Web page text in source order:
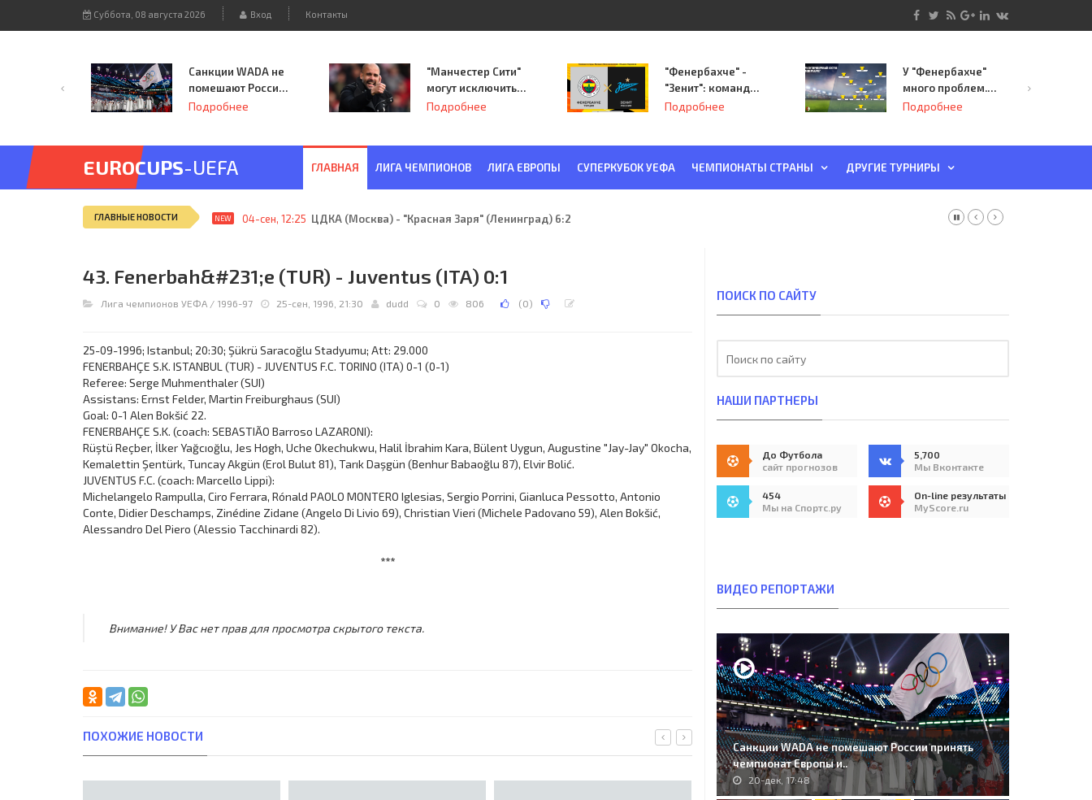
Суббота, 08 августа 2026 Вход Контакты
Санкции WADA не
помешают России
принять
Подробнее
"Манчестер Сити"
могут исключить
из Лиги
Подробнее
"Фенербахче" -
"Зенит": команда
Семака начинает
Подробнее
У "Фенербахче"
много проблем.
Но он опасен для
Подробнее
EUROCUPS-UEFA ГЛАВНАЯ ЛИГА ЧЕМПИОНОВ ЛИГА ЕВРОПЫ СУПЕРКУБОК УЕФА ЧЕМПИОНАТЫ СТРАНЫ ДРУГИЕ ТУРНИРЫ
ГЛАВНЫЕ НОВОСТИ NEW 04-сен, 12:25 ЦДКА (Москва) - "Красная Заря" (Ленинград) 6:2
43. Fenerbah&#231;e (TUR) - Juventus (ITA) 0:1
Лига чемпионов УЕФА / 1996-97 25-сен, 1996, 21:30 dudd 0 806 (0)
25-09-1996; Istanbul; 20:30; Şükrü Saracoğlu Stadyumu; Att: 29.000
FENERBAHÇE S.K. ISTANBUL (TUR) - JUVENTUS F.C. TORINO (ITA) 0-1 (0-1)
Referee: Serge Muhmenthaler (SUI)
Assistans: Ernst Felder, Martin Freiburghaus (SUI)
Goal: 0-1 Alen Bokšić 22.
FENERBAHÇE S.K. (coach: SEBASTIÃO Barroso LAZARONI):
Rüştü Reçber, İlker Yağcıoğlu, Jes Høgh, Uche Okechukwu, Halil İbrahim Kara, Bülent Uygun, Augustine "Jay-Jay" Okocha,
Kemalettin Şentürk, Tuncay Akgün (Erol Bulut 81), Tarık Daşgün (Benhur Babaoğlu 87), Elvir Bolić.
JUVENTUS F.C. (coach: Marcello Lippi):
Michelangelo Rampulla, Ciro Ferrara, Rónald PAOLO MONTERO Iglesias, Sergio Porrini, Gianluca Pessotto, Antonio
Conte, Didier Deschamps, Zinédine Zidane (Angelo Di Livio 69), Christian Vieri (Michele Padovano 59), Alen Bokšić,
Alessandro Del Piero (Alessio Tacchinardi 82).
***
Внимание! У Вас нет прав для просмотра скрытого текста.
ПОХОЖИЕ НОВОСТИ
ПОИСК ПО САЙТУ
НАШИ ПАРТНЕРЫ
До Футбола
сайт прогнозов
5,700
Мы Вконтакте
454
Мы на Спортс.ру
On-line результаты
MyScore.ru
ВИДЕО РЕПОРТАЖИ
Санкции WADA не помешают России принять
чемпионат Европы и..
20-дек, 17:48